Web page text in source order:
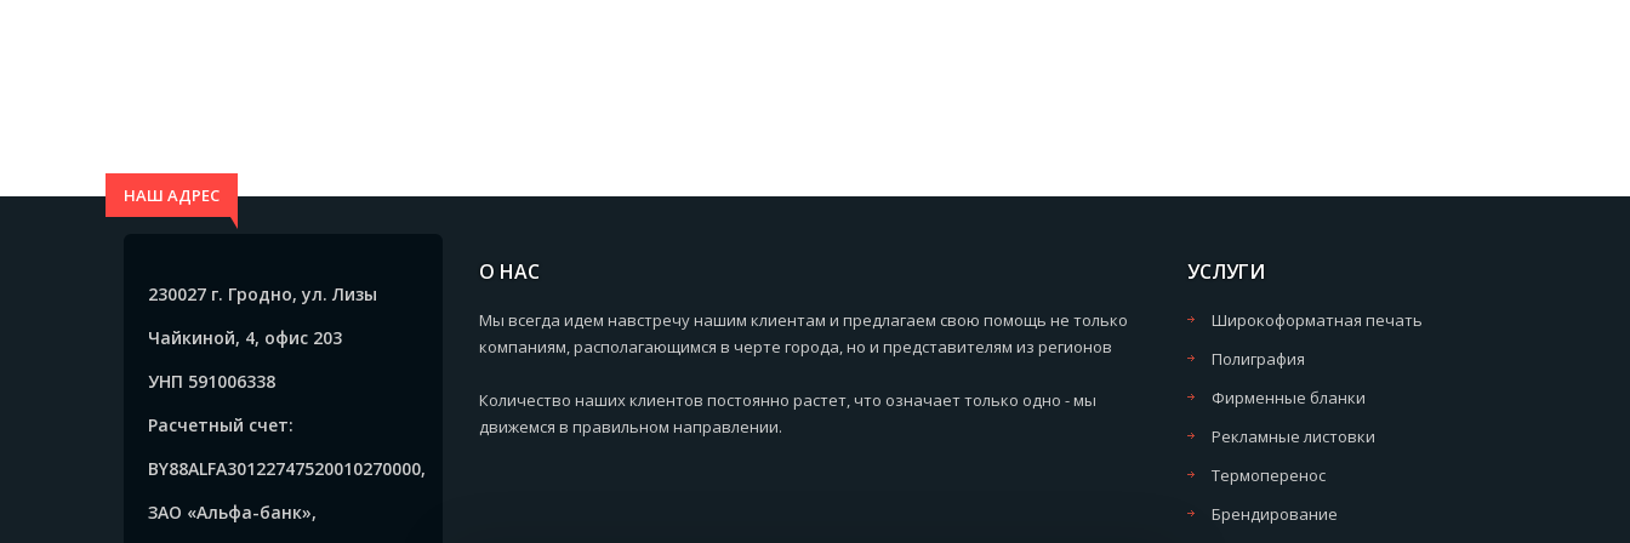
НАШ АДРЕС
230027 г. Гродно, ул. Лизы
Чайкиной, 4, офис 203
УНП 591006338
Расчетный счет:
BY88ALFA30122747520010270000,
ЗАО «Альфа-банк»,
О НАС
Мы всегда идем навстречу нашим клиентам и предлагаем свою помощь не только
компаниям, располагающимся в черте города, но и представителям из регионов
Количество наших клиентов постоянно растет, что означает только одно - мы
движемся в правильном направлении.
УСЛУГИ
Широкоформатная печать
Полиграфия
Фирменные бланки
Рекламные листовки
Термоперенос
Брендирование